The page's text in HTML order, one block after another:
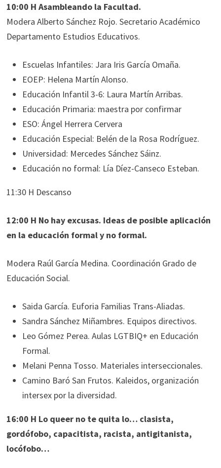
10:00 H Asambleando la Facultad.
Modera Alberto Sánchez Rojo. Secretario Académico
Departamento Estudios Educativos.
Escuelas Infantiles: Jara Iris García Omaña.
EOEP: Helena Martín Alonso.
Educación Infantil 3-6: Laura Martín Arribas.
Educación Primaria: maestra por confirmar
ESO: Ángel Herrera Cervera
Educación Especial: Belén de la Rosa Rodríguez.
Universidad: Mercedes Sánchez Sáinz.
Educación no formal: Lía Díez-Canseco Esteban.
11:30 H Descanso
12:00 H No hay excusas. Ideas de posible aplicación
en la educación formal y no formal.
Modera Raúl García Medina. Coordinación Grado de
Educación Social.
Saida García. Euforia Familias Trans-Aliadas.
Sandra Sánchez Miñambres. Equipos directivos.
Leo Gómez Perea. Aulas LGTBIQ+ en Educación
Formal.
Melani Penna Tosso. Materiales interseccionales.
Camino Baró San Frutos. Kaleidos, organización
intersex por la diversidad.
16:00 H Lo queer no te quita lo… clasista,
gordófobo, capacitista, racista, antigitanista,
locófobo…